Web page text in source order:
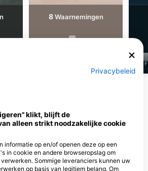
8Waarnemingen
F
duiklocatie
Privacybeleid
klikt, blijft de
alleen strikt noodzakelijke cookie
informatie op en/of openen deze op een
in cookie en andere browseropslag om
Sommige leveranciers kunnen uw
op basis van legitiem belang. Om